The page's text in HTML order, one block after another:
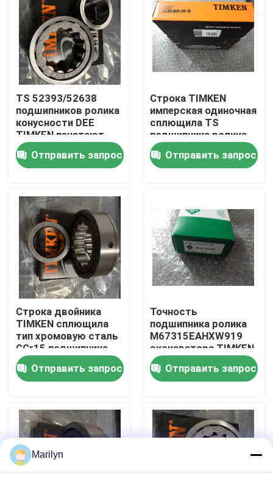
Дом
Продукты
О нас
Путешествие фабрики
Проверка качества
Свяжитесь мы
Новости
Сплющите подшипник ролика
TS 52393/52638
подшипников ролика
конусности DEE
TIMKEN печатают
проштемпелеванную
стальОтправить запрос
Строка TIMKEN
имперская одиночная
сплющила TS
подшипника ролика
74525/74850
проштемпелеванных
сталей
Отправить запрос
Строка двойника
TIMKEN сплющила
тип хромовую сталь
GCr15 подшипника
ролика TDI
52400D/52638
Отправить запрос
Точность
подшипника ролика
M67315EAHXW919
экскаватора TIMKEN
цилиндрическая P2
P4 P5 P6
Отправить запрос
Marilyn